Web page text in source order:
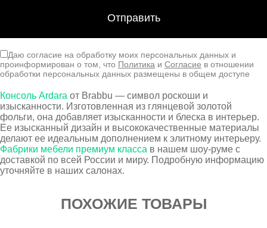
Даю согласие на обработку моих персональных данных и
проинформирован о том, что Политика и Согласие в отношении
обработки персональных данных размещены в общем доступе
Консоль Ardara от Brabbu — символ роскоши и
изысканности. Изготовленная из глянцевой золотой
фольги, она добавляет изысканности и блеска в интерьер.
Ее изысканный дизайн и высококачественные материалы
делают ее идеальным дополнением к элитному интерьеру.
Фабрики мебели премиум класса в нашем шоу-руме с
доставкой по всей России и миру. Подробную информацию
уточняйте в наших салонах.
ПОХОЖИЕ ТОВАРЫ